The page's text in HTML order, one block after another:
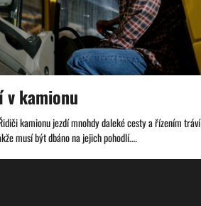
v kamionu
kamionu jezdí mnohdy daleké cesty a řízením tráví
musí být dbáno na jejich pohodlí.…